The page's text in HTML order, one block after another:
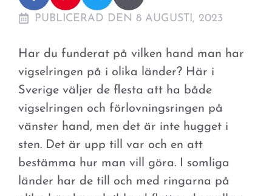
PUBLICERAD DEN 8 AUGUSTI, 2023
Har du funderat på vilken hand man har
vigselringen på i olika länder? Här i
Sverige väljer de flesta att ha både
vigselringen och förlovningsringen på
vänster hand, men det är inte hugget i
sten. Det är upp till var och en att
bestämma hur man vill göra. I somliga
länder har de till och med ringarna på